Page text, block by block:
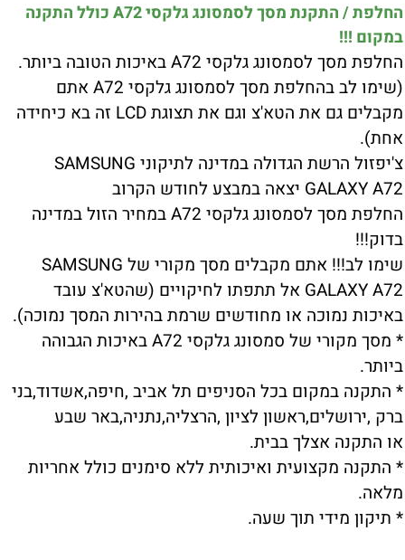
החלפת / התקנת מסך לסמסונג גלקסי A72 כולל התקנה
במקום !!!
החלפת מסך לסמסונג גלקסי A72 באיכות הטובה ביותר.
(שימו לב בהחלפת מסך לסמסונג גלקסי A72 אתם
מקבלים גם את הטא'צ וגם את תצוגת LCD זה בא כיחידה
אחת).
צ'יפזול הרשת הגדולה במדינה לתיקוני SAMSUNG
GALAXY A72 יצאה במבצע לחודש הקרוב
החלפת מסך לסמסונג גלקסי A72 במחיר הזול במדינה
בדוק!!!
שימו לב!!! אתם מקבלים מסך מקורי של SAMSUNG
GALAXY A72 אל תתפתו לחיקויים (שהטא'צ עובד
באיכות נמוכה או מחודשים שרמת בהירות המסך נמוכה).
* מסך מקורי של סמסונג גלקסי A72 באיכות הגבוהה
ביותר.
* התקנה במקום בכל הסניפים תל אביב ,חיפה,אשדוד,בני
ברק ,ירושלים,ראשון לציון ,הרצליה,נתניה,באר שבע
או התקנה אצלך בבית.
* התקנה מקצועית ואיכותית ללא סימנים כולל אחריות
מלאה.
* תיקון מידי תוך שעה.